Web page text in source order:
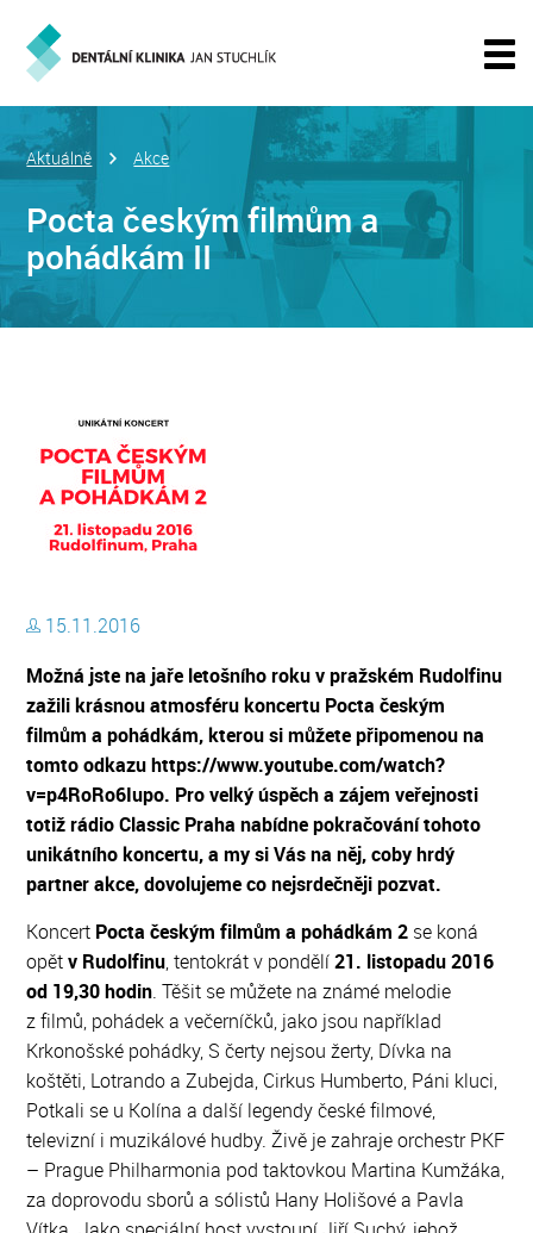
Pocta českým filmům a
pohádkám II
Aktuálně Akce
15.11.2016
Možná jste na jaře letošního roku v pražském Rudolfinu
zažili krásnou atmosféru koncertu Pocta českým
filmům a pohádkám, kterou si můžete připomenou na
tomto odkazu https://www.youtube.com/watch?
v=p4RoRo6Iupo. Pro velký úspěch a zájem veřejnosti
totiž rádio Classic Praha nabídne pokračování tohoto
unikátního koncertu, a my si Vás na něj, coby hrdý
partner akce, dovolujeme co nejsrdečněji pozvat.
Koncert Pocta českým filmům a pohádkám 2 se koná
opětv Rudolfinu, tentokrát v pondělí21. listopadu 2016
od 19,30 hodin. Těšit se můžete na známé melodie
z filmů, pohádek a večerníčků, jako jsou například
Krkonošské pohádky, S čerty nejsou žerty, Dívka na
koštěti, Lotrando a Zubejda, Cirkus Humberto, Páni kluci,
Potkali se u Kolína a další legendy české filmové,
televizní i muzikálové hudby. Živě je zahraje orchestr PKF
– Prague Philharmonia pod taktovkou Martina Kumžáka,
za doprovodu sborů a sólistů Hany Holišové a Pavla